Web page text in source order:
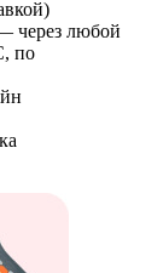
через любой
по